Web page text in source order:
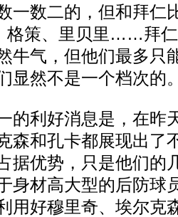
一数二的，但和拜仁
格策、里贝里……拜
牛气，但他们最多只
显然不是一个档次的
利好消息是，在昨
森和孔卡都展现出了
据优势，只是他们的
身材高大型的后防球
用好穆里奇、埃尔克